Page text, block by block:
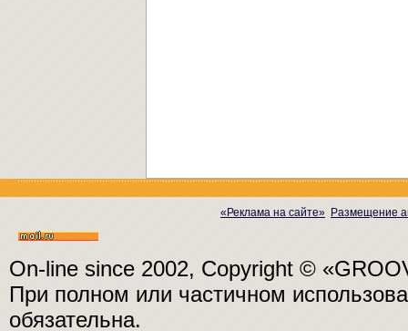
«Реклама на сайте» Размещение
On-line since 2002, Copyright ©
При полном или частичном
обязательна.